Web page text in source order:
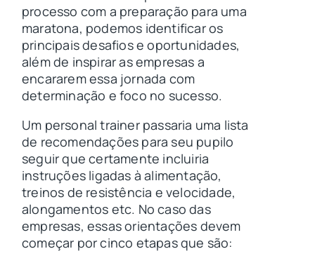
processo com a preparação para uma
maratona, podemos identificar os
principais desafios e oportunidades,
além de inspirar as empresas a
encararem essa jornada com
determinação e foco no sucesso.
Um personal trainer passaria uma lista
de recomendações para seu pupilo
seguir que certamente incluiria
instruções ligadas à alimentação,
treinos de resistência e velocidade,
alongamentos etc. No caso das
empresas, essas orientações devem
começar por cinco etapas que são: